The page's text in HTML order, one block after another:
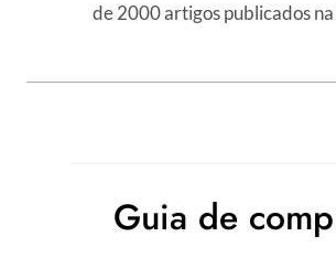
de 2000 artigos publicados
Guia de